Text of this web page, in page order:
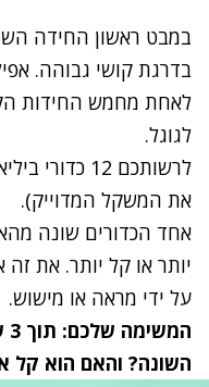
במבט ראשון החידה
בדרגת קושי גבוהה.
לאחת מחמש החידות
לגוגל.
לרשותכם 12
את המשקל המדוייק).
אחד הכדורים שונה
יותר או קל יותר. את זה
על ידי מראה או מישוש.
השונה? והאם הוא קל